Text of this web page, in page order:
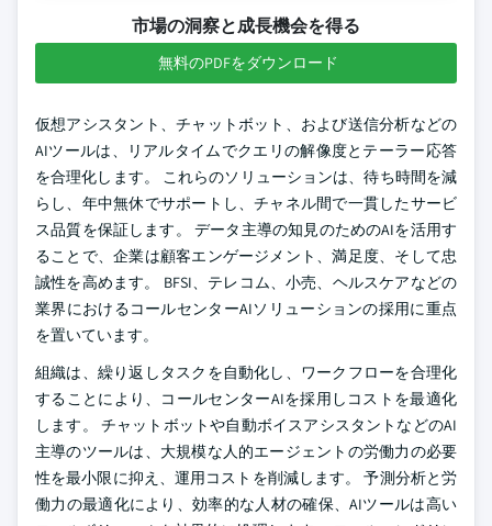
市場の洞察と成長機会を得る
無料のPDFをダウンロード
仮想アシスタント、チャットボット、および送信分析などの
AIツールは、リアルタイムでクエリの解像度とテーラー応答
を合理化します。 これらのソリューションは、待ち時間を減
らし、年中無休でサポートし、チャネル間で一貫したサービ
ス品質を保証します。 データ主導の知見のためのAIを活用す
ることで、企業は顧客エンゲージメント、満足度、そして忠
誠性を高めます。 BFSI、テレコム、小売、ヘルスケアなどの
業界におけるコールセンターAIソリューションの採用に重点
を置いています。
組織は、繰り返しタスクを自動化し、ワークフローを合理化
することにより、コールセンターAIを採用しコストを最適化
します。 チャットボットや自動ボイスアシスタントなどのAI
主導のツールは、大規模な人的エージェントの労働力の必要
性を最小限に抑え、運用コストを削減します。 予測分析と労
働力の最適化により、効率的な人材の確保、AIツールは高い